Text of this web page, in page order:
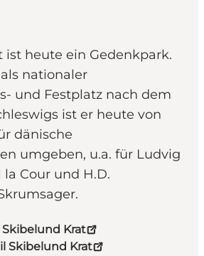
ist heute ein Gedenkpark.
nationaler
und Festplatz nach dem
ist er heute von
dänische
umgeben, u.a. für Ludvig
la Cour und H.D.
Krat
Skibelund Krat